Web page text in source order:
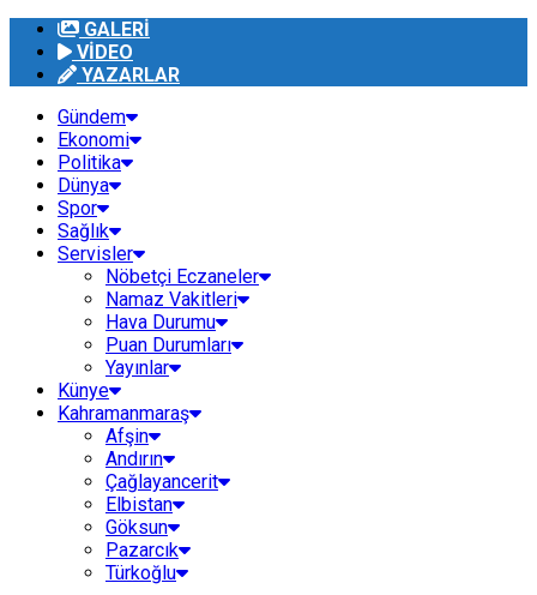
GALERİ
VİDEO
YAZARLAR
Gündem
Ekonomi
Politika
Dünya
Spor
Sağlık
Servisler
Nöbetçi Eczaneler
Namaz Vakitleri
Hava Durumu
Puan Durumları
Yayınlar
Künye
Kahramanmaraş
Afşin
Andırın
Çağlayancerit
Elbistan
Göksun
Pazarcık
Türkoğlu